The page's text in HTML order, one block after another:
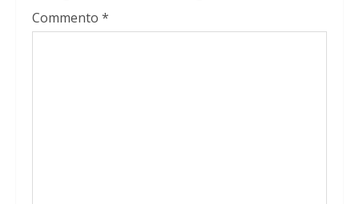
Commento *